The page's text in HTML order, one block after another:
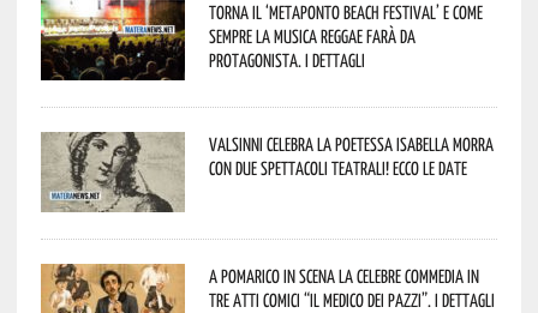
Torna il ‘Metaponto beach festival’ e come
sempre la musica reggae farà da
protagonista. I dettagli
Valsinni celebra la poetessa Isabella Morra
con due spettacoli teatrali! Ecco le date
A Pomarico in scena la celebre commedia in
tre atti comici “Il medico dei pazzi”. I dettagli